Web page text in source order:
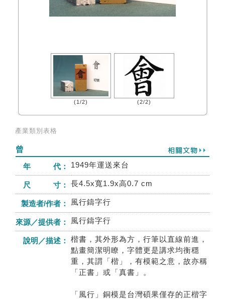
(1/2) (2/2)
產業類別表格
曾
年 代：
1949年運送來台
尺 寸： 長4.5x寬1.9x高0.7 cm
製造者/作者： 風行鑄字行
來源／提供者： 風行鑄字行
說明／描述：
楷書，其外形為方，行筆以直線前進，
點畫簡潔明瞭，字體更是講求均衡穩
重，其謂「楷」，有模範之意，故亦稱
「正書」或「真書」。
「風行」銅模是台灣碩果僅存的正楷字